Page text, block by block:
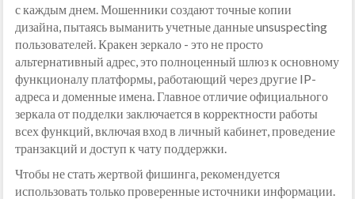
с каждым днем. Мошенники создают точные копии
дизайна, пытаясь выманить учетные данные unsuspecting
пользователей. Кракен зеркало - это не просто
альтернативный адрес, это полноценный шлюз к основному
функционалу платформы, работающий через другие IP-
адреса и доменные имена. Главное отличие официального
зеркала от подделки заключается в корректности работы
всех функций, включая вход в личный кабинет, проведение
транзакций и доступ к чату поддержки.
Чтобы не стать жертвой фишинга, рекомендуется
использовать только проверенные источники информации.